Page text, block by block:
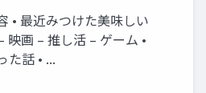
• 最近みつけた美味しい
映画 – 推し活 – ゲーム •
た話 • ...